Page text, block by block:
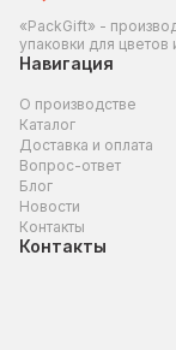
«PackGift» -
упаковки для цветов
Навигация
О производстве
Каталог
Доставка и оплата
Вопрос-ответ
Блог
Новости
Контакты
Контакты